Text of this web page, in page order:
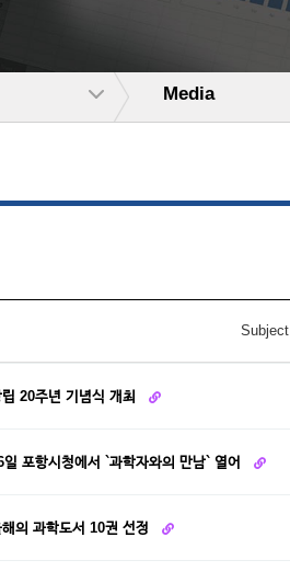
Media
Subject
20주년 기념식 개최
포항시청에서 `과학자와의 만남` 열어
의 과학도서 10권 선정